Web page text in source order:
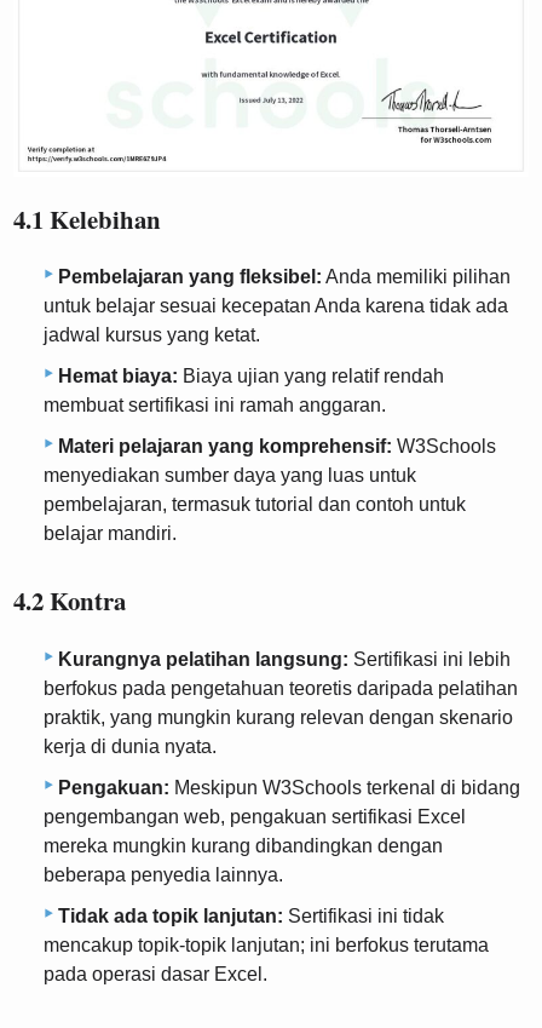
4.1 Kelebihan
Pembelajaran yang fleksibel: Anda memiliki pilihan
untuk belajar sesuai kecepatan Anda karena tidak ada
jadwal kursus yang ketat.
Hemat biaya: Biaya ujian yang relatif rendah
membuat sertifikasi ini ramah anggaran.
Materi pelajaran yang komprehensif: W3Schools
menyediakan sumber daya yang luas untuk
pembelajaran, termasuk tutorial dan contoh untuk
belajar mandiri.
4.2 Kontra
Kurangnya pelatihan langsung: Sertifikasi ini lebih
berfokus pada pengetahuan teoretis daripada pelatihan
praktik, yang mungkin kurang relevan dengan skenario
kerja di dunia nyata.
Pengakuan: Meskipun W3Schools terkenal di bidang
pengembangan web, pengakuan sertifikasi Excel
mereka mungkin kurang dibandingkan dengan
beberapa penyedia lainnya.
Tidak ada topik lanjutan: Sertifikasi ini tidak
mencakup topik-topik lanjutan; ini berfokus terutama
pada operasi dasar Excel.